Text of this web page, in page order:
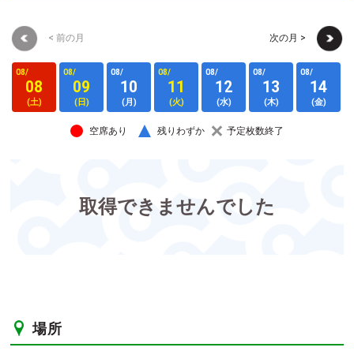
< 前の月 次の月 >
08/
08
(土)
08/
09
(日)
08/
10
(月)
08/
11
(火)
08/
12
(水)
08/
13
(木)
08/
14
(金)
空席あり 残りわずか 予定枚数終了
取得できませんでした
場所